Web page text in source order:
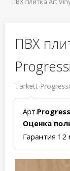
ПВХ
Tarkett
Арт.
Оценка
Гарантия 12